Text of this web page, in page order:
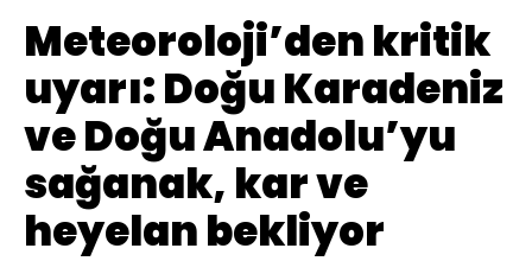
Meteoroloji’den kritik
uyarı: Doğu Karadeniz
ve Doğu Anadolu’yu
sağanak, kar ve
heyelan bekliyor